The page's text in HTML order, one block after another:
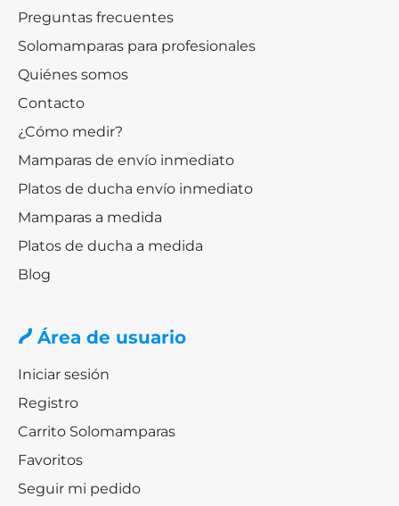
Preguntas frecuentes
Solomamparas para profesionales
Quiénes somos
Contacto
¿Cómo medir?
Mamparas de envío inmediato
Platos de ducha envío inmediato
Mamparas a medida
Platos de ducha a medida
Blog
Área de usuario
Iniciar sesión
Registro
Carrito Solomamparas
Favoritos
Seguir mi pedido